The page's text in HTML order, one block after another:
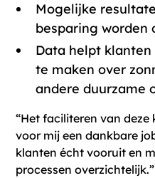
Mogelijke
besparing worden
Data helpt klanten
te maken over
andere duurzame
“Het faciliteren van deze
voor mij een dankbare
klanten écht vooruit en
processen overzichtelijk.”